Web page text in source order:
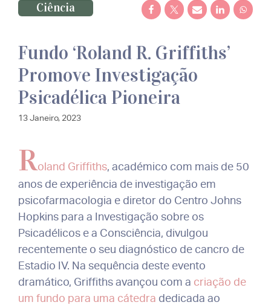
Ciência
Fundo ‘Roland R. Griffiths’
Promove Investigação
Psicadélica Pioneira
13 Janeiro, 2023
Roland Griffiths, académico com mais de 50
anos de experiência de investigação em
psicofarmacologia e diretor do Centro Johns
Hopkins para a Investigação sobre os
Psicadélicos e a Consciência, divulgou
recentemente o seu diagnóstico de cancro de
Estadio IV. Na sequência deste evento
dramático, Griffiths avançou com a criação de
um fundo para uma cátedra dedicada ao